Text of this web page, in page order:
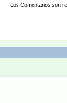
Los Comentarios son